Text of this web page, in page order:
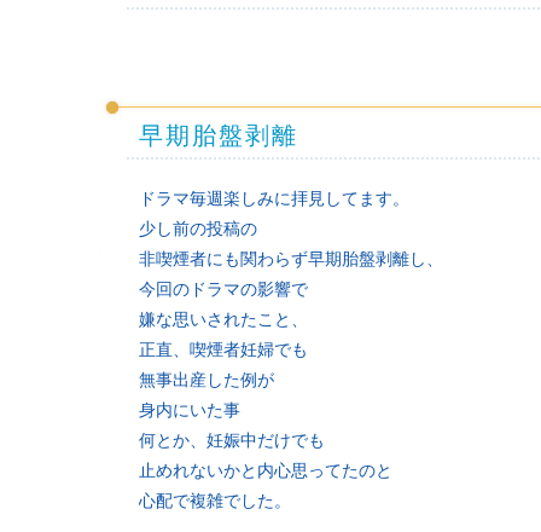
早期胎盤剥離
ドラマ毎週楽しみに拝見してます。
少し前の投稿の
非喫煙者にも関わらず早期胎盤剥離し、
今回のドラマの影響で
嫌な思いされたこと、
正直、喫煙者妊婦でも
無事出産した例が
身内にいた事
何とか、妊娠中だけでも
止めれないかと内心思ってたのと
心配で複雑でした。